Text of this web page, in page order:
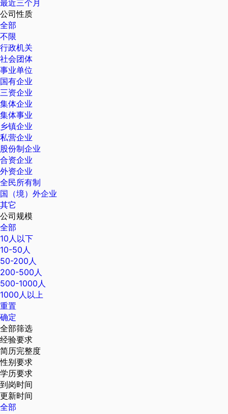
最近三个月
公司性质
全部
不限
行政机关
社会团体
事业单位
国有企业
三资企业
集体企业
集体事业
乡镇企业
私营企业
股份制企业
合资企业
外资企业
全民所有制
国（境）外企业
其它
公司规模
全部
10人以下
10-50人
50-200人
200-500人
500-1000人
1000人以上
重置
确定
全部筛选
经验要求
简历完整度
性别要求
学历要求
到岗时间
更新时间
全部